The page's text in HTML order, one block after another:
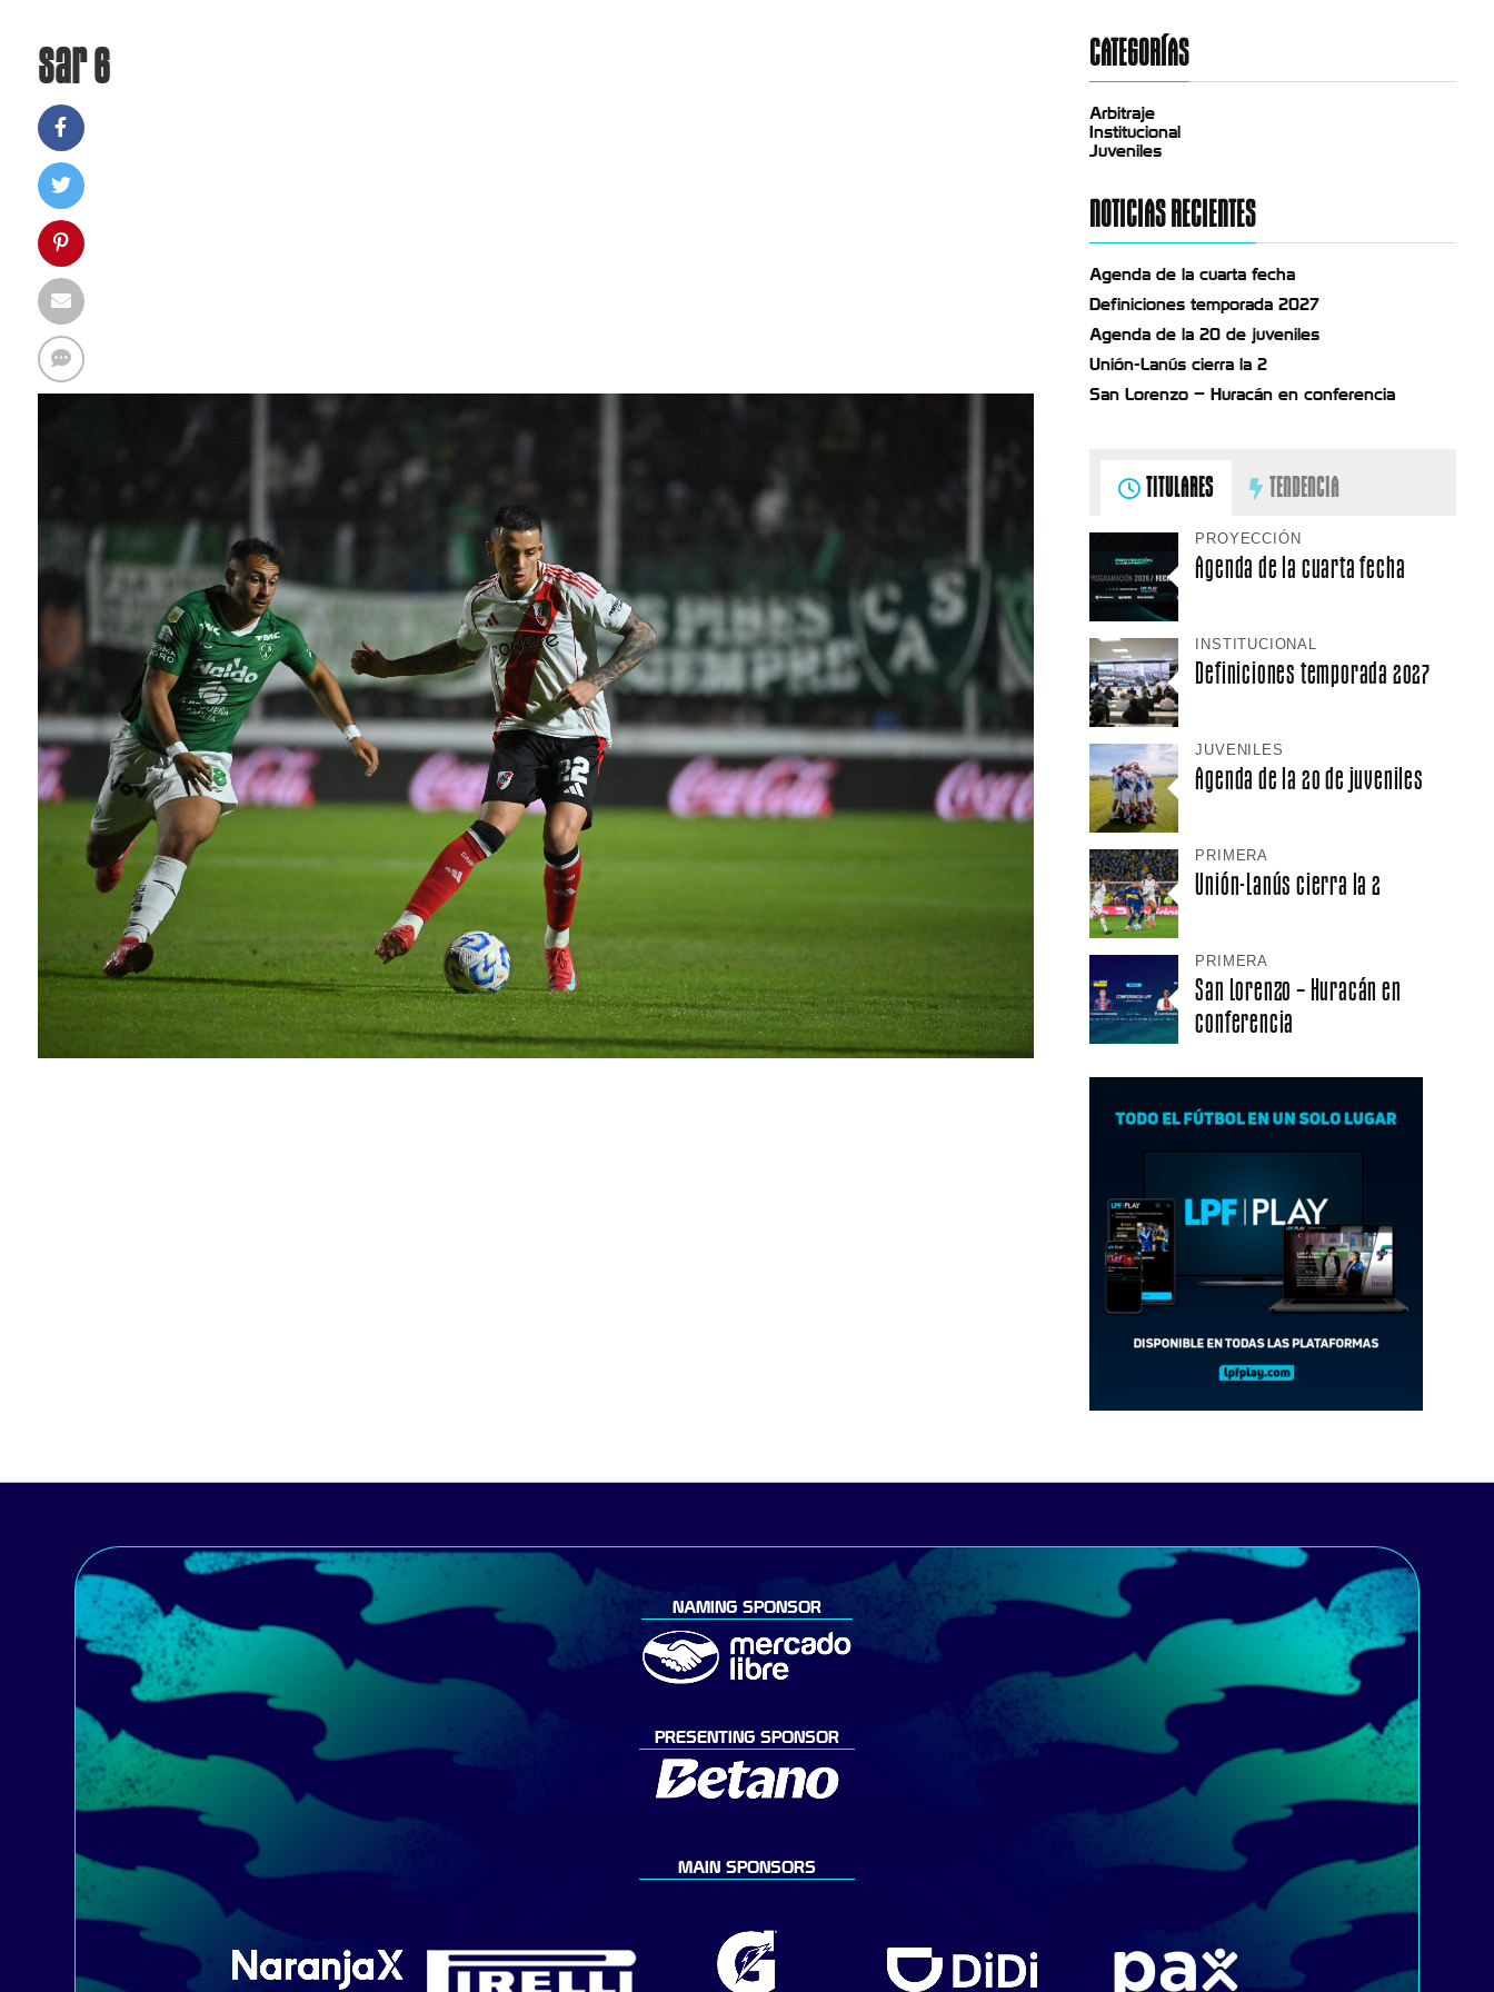
sar 6 CATEGORÍAS
Arbitraje
Institucional
Juveniles
NOTICIAS RECIENTES
Agenda de la cuarta fecha
Definiciones temporada 2027
Agenda de la 20 de juveniles
Unión-Lanús cierra la 2
San Lorenzo – Huracán en conferencia
TITULARES TENDENCIA
PROYECCIÓN
Agenda de la cuarta fecha
INSTITUCIONAL
Definiciones temporada 2027
JUVENILES
Agenda de la 20 de juveniles
PRIMERA
Unión-Lanús cierra la 2
PRIMERA
San Lorenzo – Huracán en
conferencia
NAMING SPONSOR
PRESENTING SPONSOR
MAIN SPONSORS